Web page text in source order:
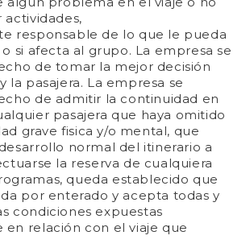
actividades,
responsable de lo que le pueda
si afecta al grupo. La empresa se
de tomar la mejor decisión
la pasajera. La empresa se
de admitir la continuidad en
pasajera que haya omitido
grave fisica y/o mental, que
normal del itinerario a
la reserva de cualquiera
queda establecido que
por enterado y acepta todas y
condiciones expuestas
en relación con el viaje que